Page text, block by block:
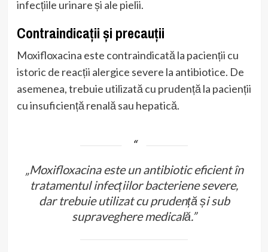
infecțiile urinare și ale pielii.
Contraindicații și precauții
Moxifloxacina este contraindicată la pacienții cu
istoric de reacții alergice severe la antibiotice. De
asemenea, trebuie utilizată cu prudență la pacienții
cu insuficiență renală sau hepatică.
„Moxifloxacina este un antibiotic eficient în
tratamentul infecțiilor bacteriene severe,
dar trebuie utilizat cu prudență și sub
supraveghere medicală.”